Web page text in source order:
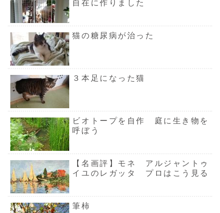
自在に作りました
猫の糖尿病が治った
３本足になった猫
ビオトープを自作 庭に生き物を
呼ぼう
【名画評】モネ アルジャントゥ
イユのレガッタ プロはこう見る
筆柿